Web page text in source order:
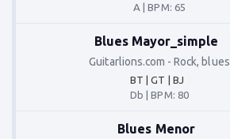
A |BPM: 65
Blues Mayor_simple
Guitarlions.com -Rock, blues
BT | GT | BJ
Db |BPM: 80
Blues Menor